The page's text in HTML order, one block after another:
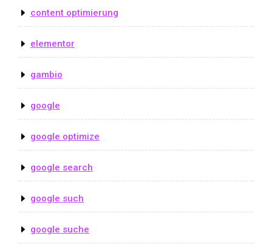
content optimierung
elementor
gambio
google
google optimize
google search
google such
google suche